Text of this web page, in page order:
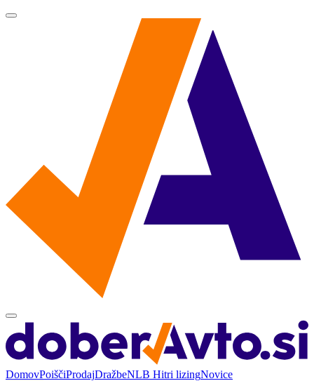
DomovPoiščiProdajDražbeNLB Hitri lizingNovice